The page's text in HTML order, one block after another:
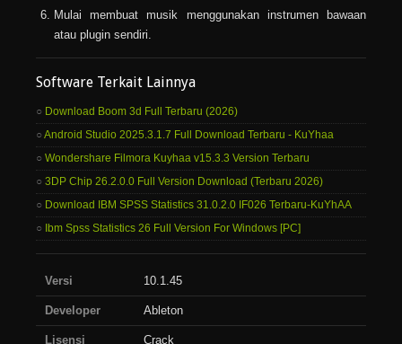
Mulai membuat musik menggunakan instrumen bawaan
atau plugin sendiri.
Software Terkait Lainnya
Download Boom 3d Full Terbaru (2026)
Android Studio 2025.3.1.7 Full Download Terbaru - KuYhaa
Wondershare Filmora Kuyhaa v15.3.3 Version Terbaru
3DP Chip 26.2.0.0 Full Version Download (Terbaru 2026)
Download IBM SPSS Statistics 31.0.2.0 IF026 Terbaru-KuYhAA
Ibm Spss Statistics 26 Full Version For Windows [PC]
Versi 10.1.45
Developer Ableton
Lisensi Crack